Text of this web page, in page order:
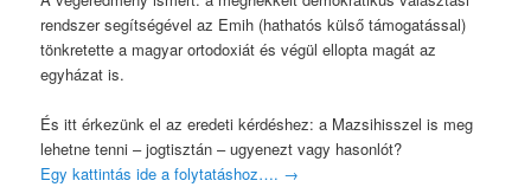
rendszer segítségével az Emih (hathatós külső támogatással)
tönkretette a magyar ortodoxiát és végül ellopta magát az
egyházat is.
És itt érkezünk el az eredeti kérdéshez: a Mazsihisszel is meg
lehetne tenni – jogtisztán – ugyenezt vagy hasonlót?
Egy kattintás ide a folytatáshoz…. →